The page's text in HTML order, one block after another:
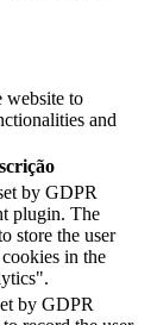
website to
and
by GDPR
plugin. The
store the user
in the
by GDPR